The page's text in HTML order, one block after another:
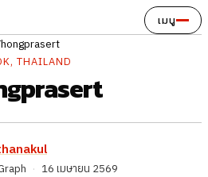
เมนู
THAILAND
· 16 เมษายน 2569